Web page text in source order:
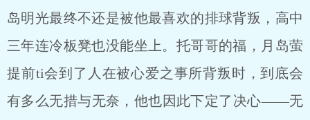
岛明光最终不还是被他最喜欢的排球背叛，高中
三年连冷板凳也没能坐上。托哥哥的福，月岛萤
提前ti会到了人在被心爱之事所背叛时，到底会
有多么无措与无奈，他也因此下定了决心――无